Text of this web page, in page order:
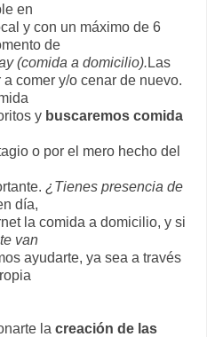
en
y con un máximo de 6
de
(comida a domicilio). Las
comer y/o cenar de nuevo.
y buscaremos comida
o por el mero hecho del
¿Tienes presencia de
día,
la comida a domicilio, y si
van
ayudarte, ya sea a través
la creación de las